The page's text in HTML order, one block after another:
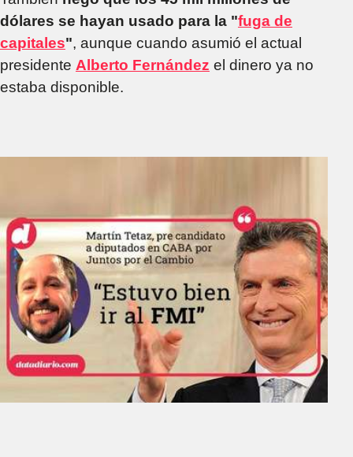
dólares se hayan usado para la "fuga de
capitales", aunque cuando asumió el actual
presidente Alberto Fernández el dinero ya no
estaba disponible.